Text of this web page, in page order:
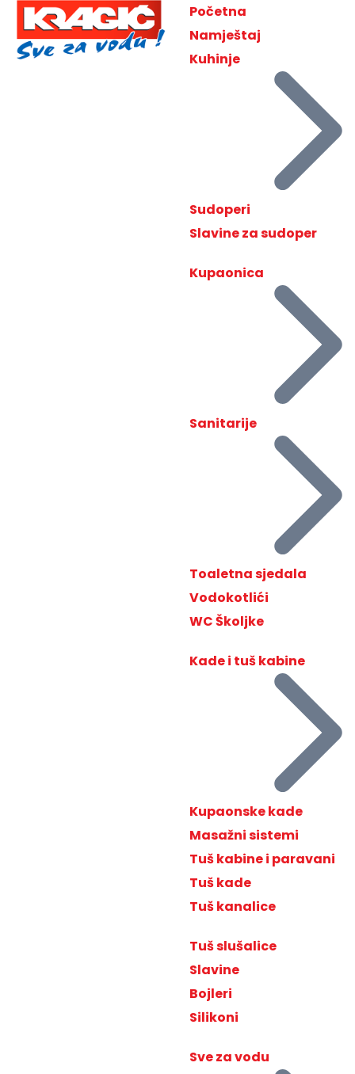
Početna
Namještaj
Kuhinje
Sudoperi
Slavine za sudoper
Kupaonica
Sanitarije
Toaletna sjedala
Vodokotlići
WC Školjke
Kade i tuš kabine
Kupaonske kade
Masažni sistemi
Tuš kabine i paravani
Tuš kade
Tuš kanalice
Tuš slušalice
Slavine
Bojleri
Silikoni
Sve za vodu